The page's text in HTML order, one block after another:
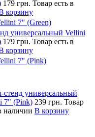
179 грн. Товар есть в
корзину
7" (Green)
универсальный Vellini
179 грн. Товар есть в
корзину
7" (Pink)
стенд универсальный
7" (Pink) 239 грн. Товар
наличии В корзину